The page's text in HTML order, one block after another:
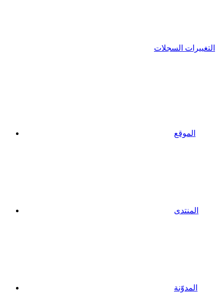
التغييرات السجلات
الموقع
المنتدى
المدوّنة